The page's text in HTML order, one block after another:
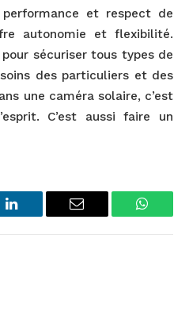
et respect de
autonomie et flexibilité.
sécuriser tous types de
des particuliers et des
une caméra solaire, c’est
C’est aussi faire un
LinkedIn Email